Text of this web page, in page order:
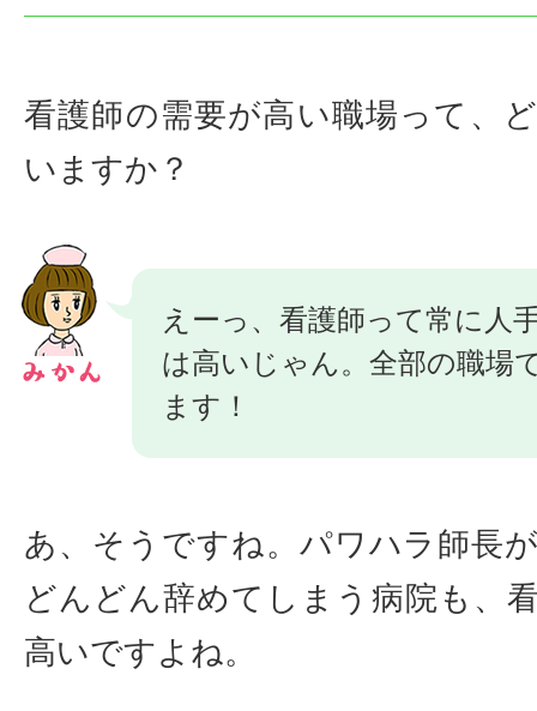
看護師の需要が高い職場って、
いますか？
えーっ、看護師って常に人
は高いじゃん。全部の職場
ます！
あ、そうですね。パワハラ師長
どんどん辞めてしまう病院も、
高いですよね。